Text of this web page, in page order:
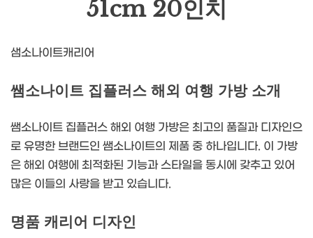
51cm 20인치
샘소나이트캐리어
쌤소나이트 집플러스 해외 여행 가방 소개
쌤소나이트 집플러스 해외 여행 가방은 최고의 품질과 디자인으
로 유명한 브랜드인 쌤소나이트의 제품 중 하나입니다. 이 가방
은 해외 여행에 최적화된 기능과 스타일을 동시에 갖추고 있어
많은 이들의 사랑을 받고 있습니다.
명품 캐리어 디자인